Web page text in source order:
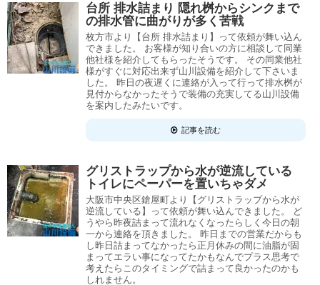
台所 排水詰まり 隠れ桝からシンクまで
の排水管に曲がりが多く苦戦
枚方市より【台所 排水詰まり】って依頼が舞い込ん
できました。 お客様が知り合いの方に相談して同業
他社様を紹介してもらったそうです。 その同業他社
様がすぐに対応出来ず山川設備を紹介して下さいま
した。 昨日の夜遅くに連絡が入って行って排水桝が
見付からなかったそうで装備の充実してる山川設備
を案内したみたいです。
記事を読む
グリストラップから水が逆流している
トイレにペーパーを置いちゃダメ
大阪市中央区鎗屋町より【グリストラップから水が
逆流している】って依頼が舞い込んできました。 ど
うやら昨夜詰まって流れなくなったらしく今日の朝
一から連絡を頂きました。 昨日までの営業だからも
し昨日詰まってなかったら正月休みの間に油脂が固
まってエラい事になってたかもなんでプラス思考で
考えたらこのタイミングで詰まって良かったのかも
しれません。